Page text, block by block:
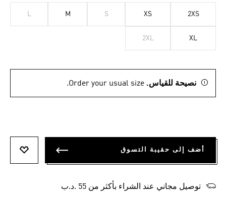
2XS
XS
S
M
L
XL
2XL
نصيحة للقياس. Order your usual size.
أضف إلى حقيبة التسوق
توصيل مجاني عند الشراء بأكثر من 55 .د.ب‎